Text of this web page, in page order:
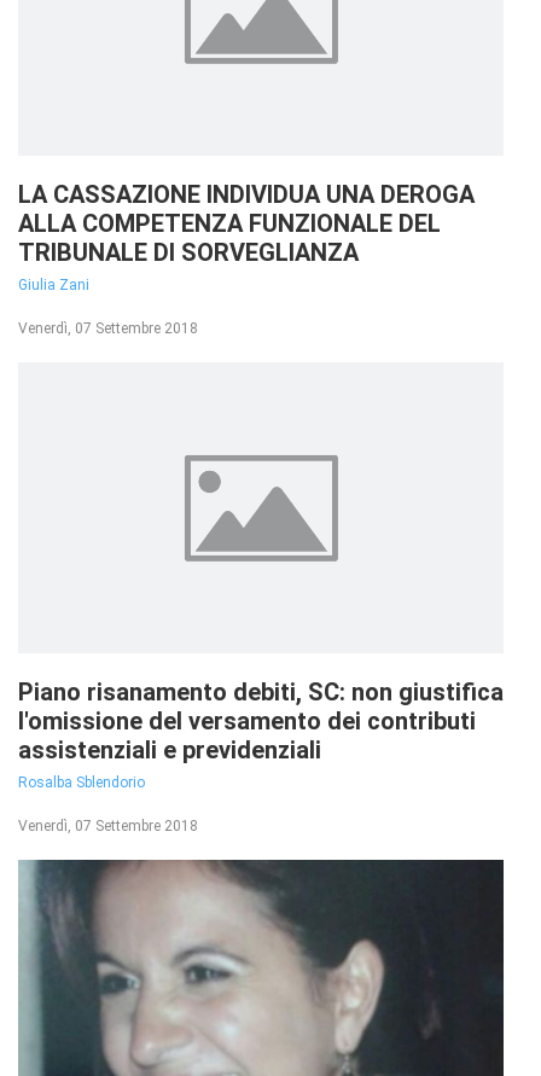
LA CASSAZIONE INDIVIDUA UNA DEROGA
ALLA COMPETENZA FUNZIONALE DEL
TRIBUNALE DI SORVEGLIANZA
Giulia Zani
Venerdì, 07 Settembre 2018
Piano risanamento debiti, SC: non giustifica
l'omissione del versamento dei contributi
assistenziali e previdenziali
Rosalba Sblendorio
Venerdì, 07 Settembre 2018